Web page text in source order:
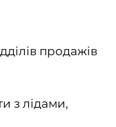
продажів
з лідами,